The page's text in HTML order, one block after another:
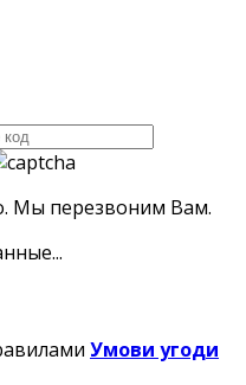
Мы перезвоним Вам.
Умови угоди